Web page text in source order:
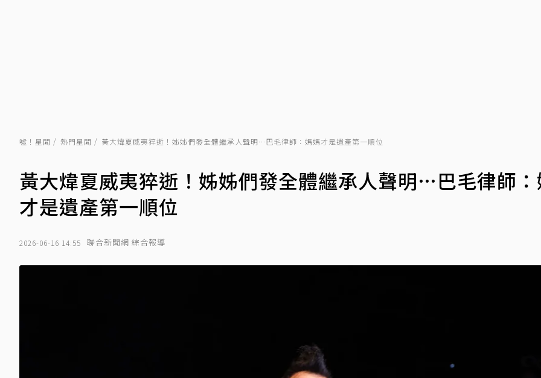
噓！星聞 熱門星聞 黃大煒夏威夷猝逝！姊姊們發全體繼承人聲明…巴毛律師：媽媽才是遺產第一順位
黃大煒夏威夷猝逝！姊姊們發全體繼承人聲明…巴毛律師
才是遺產第一順位
2026-06-16 14:55 聯合新聞網 綜合報導